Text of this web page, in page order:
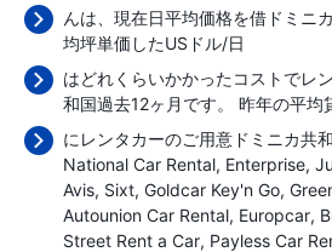
んは、現在日平均価格を借ドミニ
均坪単価したUSドル/日
はどれくらいかかったコストでレ
和国過去12ヶ月です。 昨年の平均
にレンタカーのご用意ドミニカ共和
National Car Rental Enterprise
Avis Sixt Goldcar Key'n Go
Autounion Car Rental Europcar
Street Rent a Car Payless Car